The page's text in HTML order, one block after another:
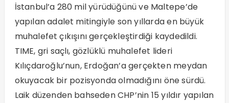
İstanbul’a 280 mil yürüdüğünü ve Maltepe’de
yapılan adalet mitingiyle son yıllarda en büyük
muhalefet çıkışını gerçekleştirdiği kaydedildi.
TIME, gri saçlı, gözlüklü muhalefet lideri
Kılıçdaroğlu’nun, Erdoğan’a gerçekten meydan
okuyacak bir pozisyonda olmadığını öne sürdü.
Laik düzenden bahseden CHP’nin 15 yıldır yapılan